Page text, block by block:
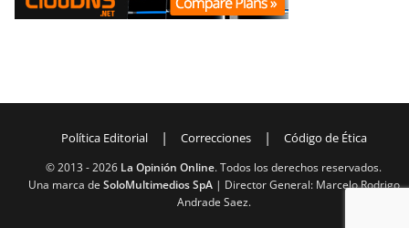
Política Editorial | Correcciones | Código de Ética
© 2013 -2026 La Opinión Online. Todos los derechos reservados.
Una marca de SoloMultimedios SpA| Director General: Marcelo Rodrigo
Andrade Saez.